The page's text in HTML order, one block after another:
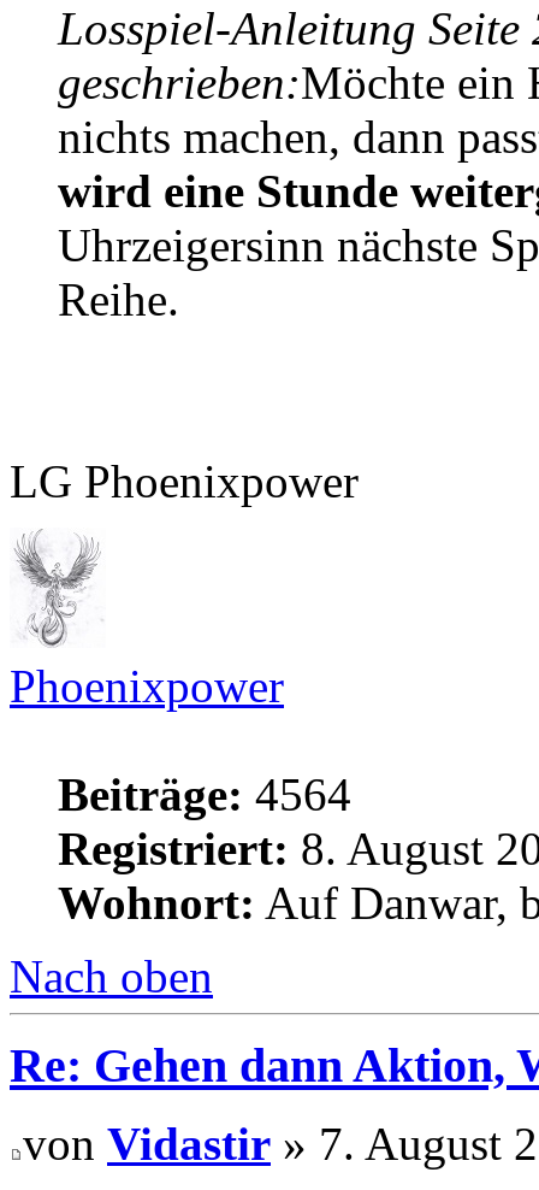
Losspiel-Anleitung Seite
geschrieben:Möchte ein
nichts machen, dann
wird eine Stunde
Uhrzeigersinn nächste
Reihe.
LG Phoenixpower
Phoenixpower
Beiträge: 4564
Registriert: 8. August
Wohnort: Auf Danwar,
Nach oben
Re: Gehen dann Aktion,
von Vidastir » 7. August